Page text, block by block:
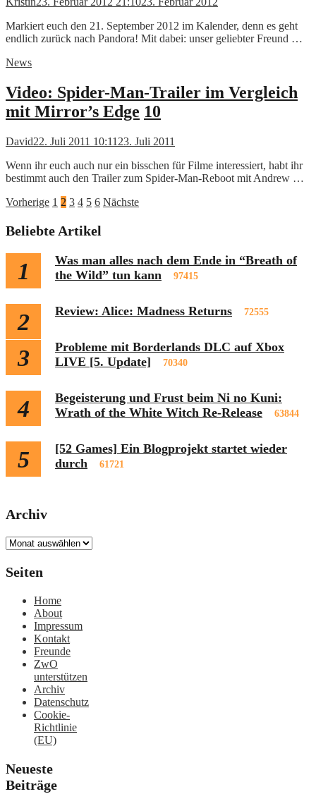
Markiert euch den 21. September 2012 im Kalender, denn es geht
endlich zurück nach Pandora! Mit dabei: unser geliebter Freund …
News
Video: Spider-Man-Trailer im Vergleich
mit Mirror’s Edge 10
David22. Juli 2011 10:11 23. Juli 2011
Wenn ihr euch auch nur ein bisschen für Filme interessiert, habt ihr
bestimmt auch den Trailer zum Spider-Man-Reboot mit Andrew …
Seitennummerierung
der
Vorherige 1 2 3 4 5 6 Nächste
Beliebte Artikel
1
Was man alles nach dem Ende in “Breath of
the Wild” tun kann
97415
2 Review: Alice: Madness Returns 72555
3
Probleme mit Borderlands DLC auf Xbox
LIVE [5. Update]
70340
4
Begeisterung und Frust beim Ni no Kuni:
Wrath of the White Witch Re-Release
63844
5
[52 Games] Ein Blogprojekt startet wieder
durch
61721
Archiv
Archiv
Seiten
Home
About
Impressum
Kontakt
Freunde
ZwO
unterstützen
Archiv
Datenschutz
Cookie-
Richtlinie
(EU)
Neueste
Beiträge